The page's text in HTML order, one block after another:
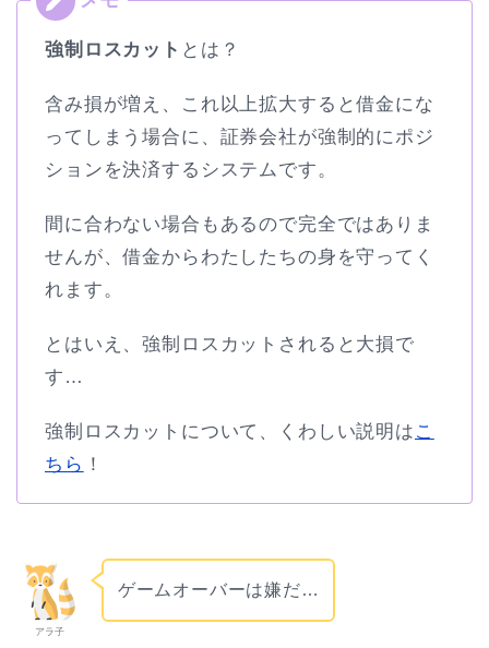
強制ロスカット とは？
含み損が増え、これ以上拡大すると借金にな
ってしまう場合に、証券会社が強制的にポジ
ションを決済するシステムです。
間に合わない場合もあるので完全ではありま
せんが、借金からわたしたちの身を守ってく
れます。
とはいえ、強制ロスカットされると大損で
す…
強制ロスカットについて、くわしい説明は こ
ちら ！
アラ子
ゲームオーバーは嫌だ…